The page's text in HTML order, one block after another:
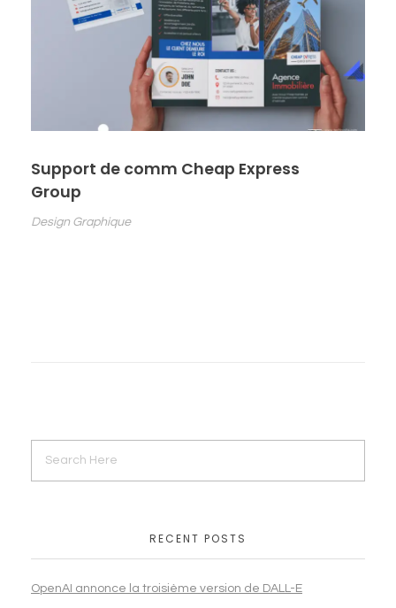
Support de comm Cheap Express
Group
Design Graphique
RECENT POSTS
OpenAI annonce la troisième version de DALL-E